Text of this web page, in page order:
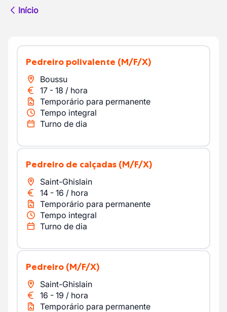
Início
pedreiro polivalente (M/F/X)
Boussu
17 - 18 / hora
Temporário para permanente
Tempo integral
Turno de dia
Pedreiro de calçadas (M/F/X)
Saint-Ghislain
14 - 16 / hora
Temporário para permanente
Tempo integral
Turno de dia
Pedreiro (M/F/X)
Saint-Ghislain
16 - 19 / hora
Temporário para permanente